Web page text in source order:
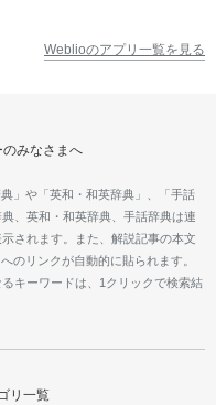
Weblioのアプリ一覧を見る
みなさまへ
」や「英和・和英辞典」、「手話
、英和・和英辞典、手話辞典は連
されます。また、解説記事の本文
のリンクが自動的に貼られます。
キーワードは、1クリックで検索結
リ一覧